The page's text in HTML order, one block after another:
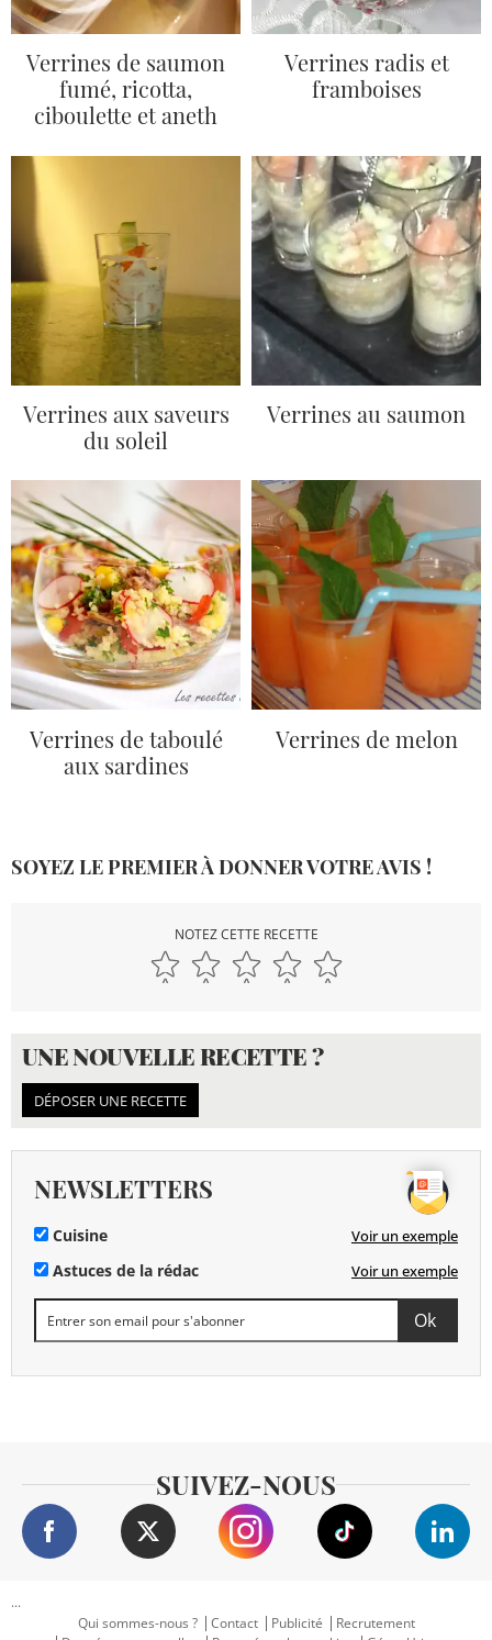
Verrines de saumon
fumé, ricotta,
ciboulette et aneth
Verrines radis et
framboises
Verrines aux saveurs
du soleil
Verrines au saumon
Verrines de taboulé
aux sardines
Verrines de melon
SOYEZ LE PREMIER À DONNER VOTRE AVIS !
NOTEZ CETTE RECETTE
UNE NOUVELLE RECETTE ?
DÉPOSER UNE RECETTE
NEWSLETTERS
Cuisine Voir un exemple
Astuces de la rédac Voir un exemple
SUIVEZ-NOUS
...
Qui sommes-nous ?
Contact Publicité
Recrutement